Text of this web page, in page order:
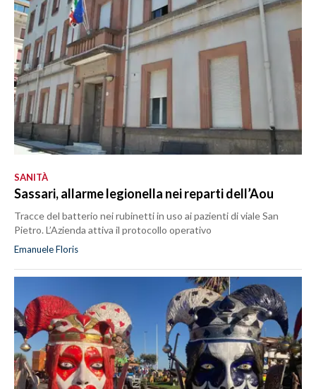
SANITÀ
Sassari, allarme legionella nei reparti dell’Aou
Tracce del batterio nei rubinetti in uso ai pazienti di viale San
Pietro. L’Azienda attiva il protocollo operativo
Emanuele Floris